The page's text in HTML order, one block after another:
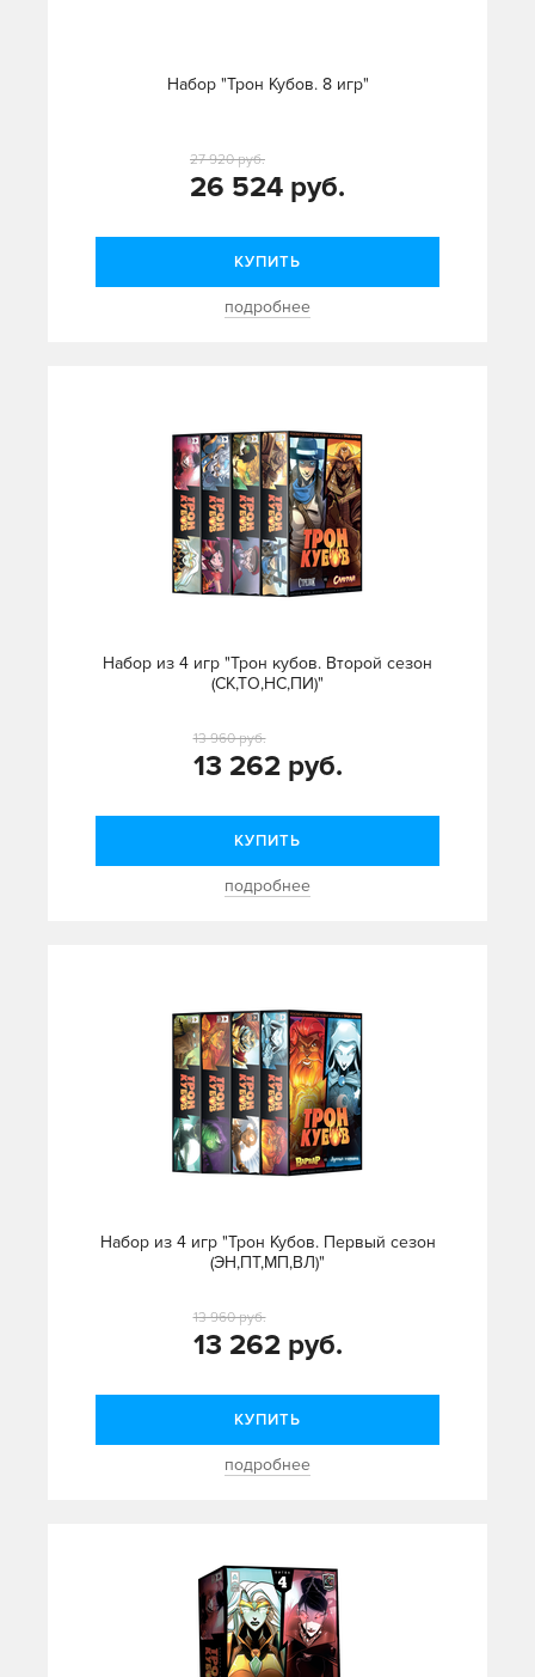
Набор "Трон Кубов. 8 игр"
26 524 руб.
27 920 руб.
КУПИТЬ
подробнее
Набор из 4 игр "Трон кубов. Второй сезон
(СК,ТО,НС,ПИ)"
13 262 руб.
13 960 руб.
КУПИТЬ
подробнее
Набор из 4 игр "Трон Кубов. Первый сезон
(ЭН,ПТ,МП,ВЛ)"
13 262 руб.
13 960 руб.
КУПИТЬ
подробнее